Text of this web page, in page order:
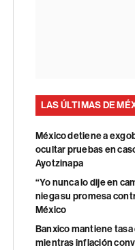
LAS ÚLTIMAS DE
México detiene a
ocultar pruebas en
Ayotzinapa
“Yo nunca lo dije en
niega su promesa
México
Banxico mantiene
mientras inflación